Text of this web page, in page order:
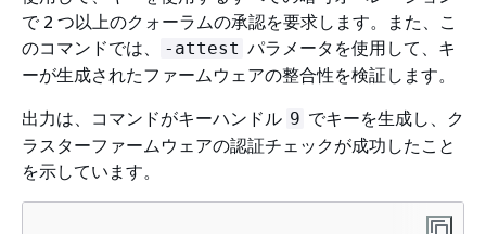
で 2 つ以上のクォーラムの承認を要求します。また、こ
のコマンドでは、
-attest パラメータを使用して、キ
ーが生成されたファームウェアの整合性を検証します。
出力は、コマンドがキーハンドル 9 でキーを生成し、ク
ラスターファームウェアの認証チェックが成功したこと
を示しています。